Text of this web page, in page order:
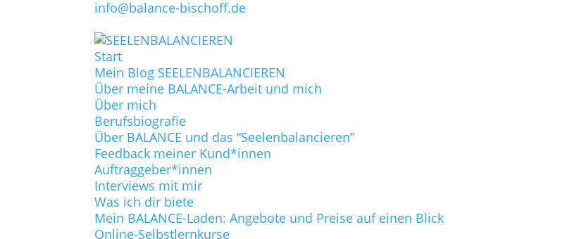
info@balance-bischoff.de
Start
Mein Blog SEELENBALANCIEREN
Über meine BALANCE-Arbeit und mich
Über mich
Berufsbiografie
Über BALANCE und das “Seelenbalancieren”
Feedback meiner Kund*innen
Auftraggeber*innen
Interviews mit mir
Was ich dir biete
Mein BALANCE-Laden: Angebote und Preise auf einen Blick
Online-Selbstlernkurse